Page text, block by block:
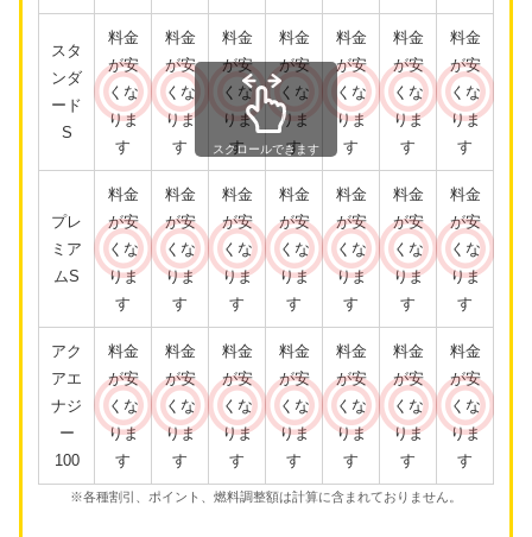
スタ
ンダ
ード
S
料金
が安
くな
りま
す
料金
が安
くな
りま
す
料金
が安
くな
りま
す
料金
が安
くな
りま
す
料金
が安
くな
りま
す
料金
が安
くな
りま
す
料金
が安
くな
りま
す
プレ
ミア
ムS
料金
が安
くな
りま
す
料金
が安
くな
りま
す
料金
が安
くな
りま
す
料金
が安
くな
りま
す
料金
が安
くな
りま
す
料金
が安
くな
りま
す
料金
が安
くな
りま
す
アク
アエ
ナジ
ー
100
料金
が安
くな
りま
す
料金
が安
くな
りま
す
料金
が安
くな
りま
す
料金
が安
くな
りま
す
料金
が安
くな
りま
す
料金
が安
くな
りま
す
料金
が安
くな
りま
す
スクロールできます
※各種割引、ポイント、燃料調整額は計算に含まれておりません。